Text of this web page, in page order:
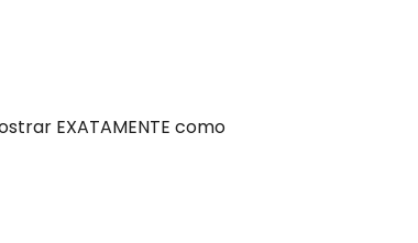
EXATAMENTE como